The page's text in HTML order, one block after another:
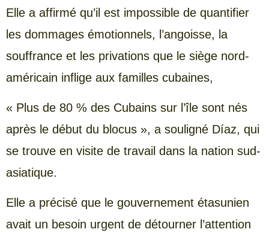
Elle a affirmé qu’il est impossible de quantifier
les dommages émotionnels, l’angoisse, la
souffrance et les privations que le siège nord-
américain inflige aux familles cubaines,
« Plus de 80 % des Cubains sur l’île sont nés
après le début du blocus », a souligné Díaz, qui
se trouve en visite de travail dans la nation sud-
asiatique.
Elle a précisé que le gouvernement étasunien
avait un besoin urgent de détourner l’attention